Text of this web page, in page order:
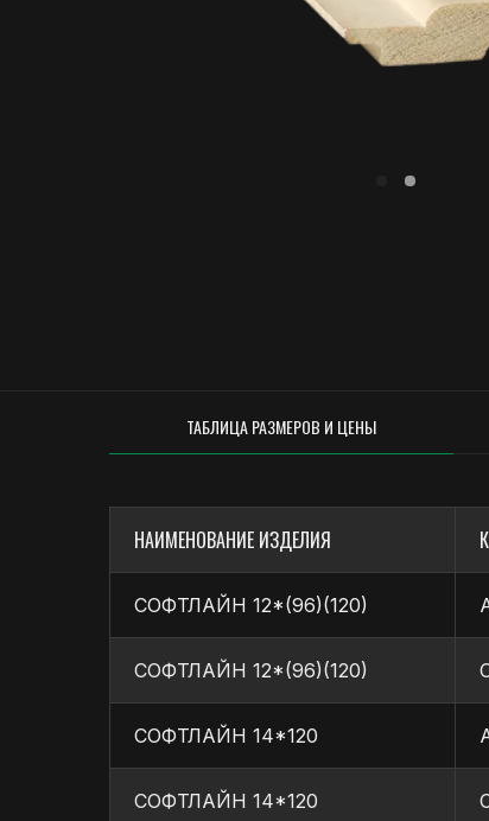
ТАБЛИЦА РАЗМЕРОВ И ЦЕНЫ
НАИМЕНОВАНИЕ ИЗДЕЛИЯ
СОФТЛАЙН 12*(96)(120)
СОФТЛАЙН 12*(96)(120)
СОФТЛАЙН 14*120
СОФТЛАЙН 14*120